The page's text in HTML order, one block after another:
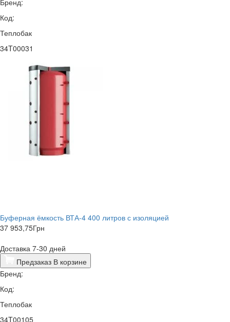
Код:
Теплобак
34T00031
Буферная ёмкость ВТА-4 400 литров с изоляцией
37 953,75Грн
Доставка 7-30 дней
Предзаказ В корзине
Бренд:
Код:
Теплобак
34T00105